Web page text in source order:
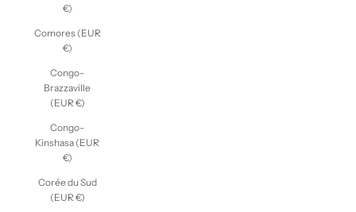
€)
Comores (EUR
€)
Congo-
Brazzaville
(EUR €)
Congo-
Kinshasa (EUR
€)
Corée du Sud
(EUR €)